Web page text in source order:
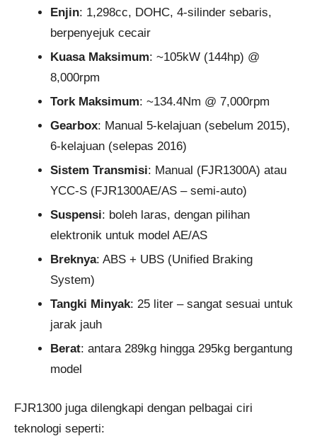
Enjin: 1,298cc, DOHC, 4-silinder sebaris,
berpenyejuk cecair
Kuasa Maksimum: ~105kW (144hp) @
8,000rpm
Tork Maksimum: ~134.4Nm @ 7,000rpm
Gearbox: Manual 5-kelajuan (sebelum 2015),
6-kelajuan (selepas 2016)
Sistem Transmisi: Manual (FJR1300A) atau
YCC-S (FJR1300AE/AS – semi-auto)
Suspensi: boleh laras, dengan pilihan
elektronik untuk model AE/AS
Breknya: ABS + UBS (Unified Braking
System)
Tangki Minyak: 25 liter – sangat sesuai untuk
jarak jauh
Berat: antara 289kg hingga 295kg bergantung
model
FJR1300 juga dilengkapi dengan pelbagai ciri
teknologi seperti: